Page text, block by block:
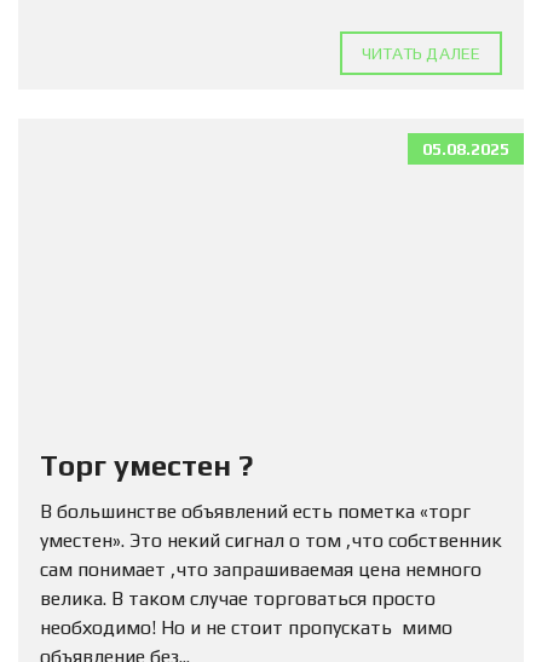
ЧИТАТЬ ДАЛЕЕ
05.08.2025
Торг уместен ?
В большинстве объявлений есть пометка «торг
уместен». Это некий сигнал о том ,что собственник
сам понимает ,что запрашиваемая цена немного
велика. В таком случае торговаться просто
необходимо! Но и не стоит пропускать мимо
объявление без...